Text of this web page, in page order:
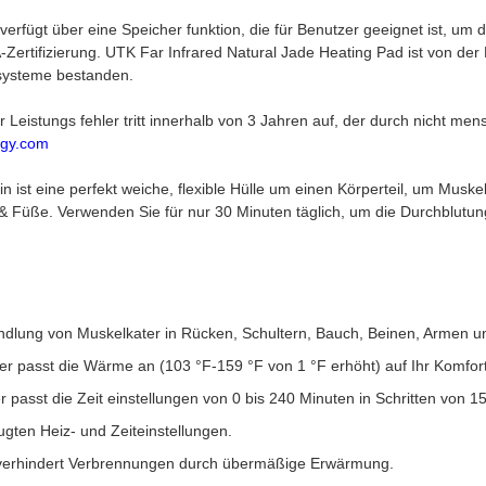
über eine Speicher funktion, die für Benutzer geeignet ist, um
UTK Far Infrared Natural Jade Heating Pad ist von
bestanden.
fehler tritt innerhalb von 3 Jahren auf, der durch nicht
ist eine perfekt weiche, flexible Hülle um einen Körperteil, um
Füße. Verwenden Sie für nur 30 Minuten täglich, um die
von Muskelkater in Rücken, Schultern, Bauch, Beinen, Armen
passt die Wärme an (103 °F-159 °F von 1 °F erhöht) auf Ihr
die Zeit einstellungen von 0 bis 240 Minuten in Schritten von
Heiz- und Zeiteinstellungen.
Verbrennungen durch übermäßige Erwärmung.